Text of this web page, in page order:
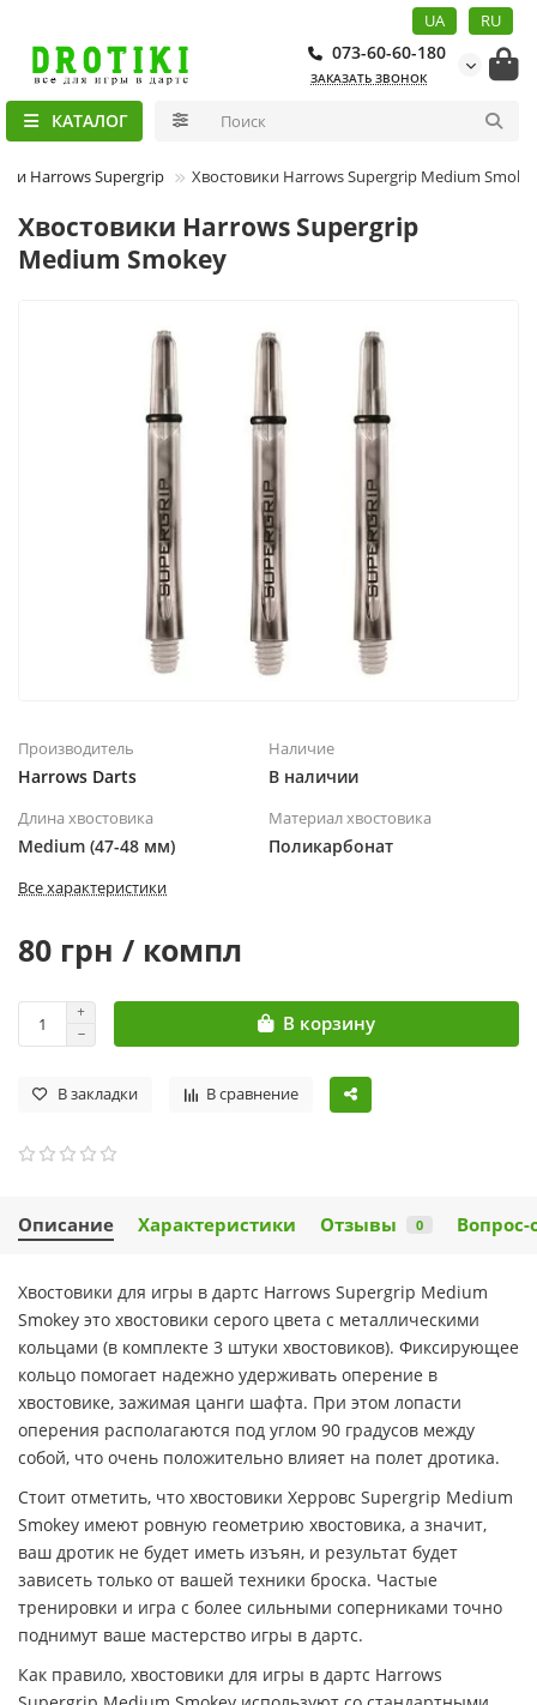
UA RU
073-60-60-180
ЗАКАЗАТЬ ЗВОНОК
КАТАЛОГ
Harrows Supergrip Хвостовики Harrows Supergrip Medium
Хвостовики Harrows Supergrip
Medium Smokey
Производитель
Harrows Darts
Наличие
В наличии
Длина хвостовика
Medium (47-48 мм)
Материал хвостовика
Поликарбонат
Все характеристики
80 грн / компл
В корзину
В закладки В сравнение
Описание Характеристики Отзывы 0 Вопрос-
Хвостовики для игры в дартс Harrows Supergrip Medium
Smokey это хвостовики серого цвета с металлическими
кольцами (в комплекте 3 штуки хвостовиков). Фиксирующее
кольцо помогает надежно удерживать оперение в
хвостовике, зажимая цанги шафта. При этом лопасти
оперения располагаются под углом 90 градусов между
собой, что очень положительно влияет на полет дротика.
Стоит отметить, что хвостовики Херровс Supergrip Medium
Smokey имеют ровную геометрию хвостовика, а значит,
ваш дротик не будет иметь изъян, и результат будет
зависеть только от вашей техники броска. Частые
тренировки и игра с более сильными соперниками точно
поднимут ваше мастерство игры в дартс.
Как правило, хвостовики для игры в дартс Harrows